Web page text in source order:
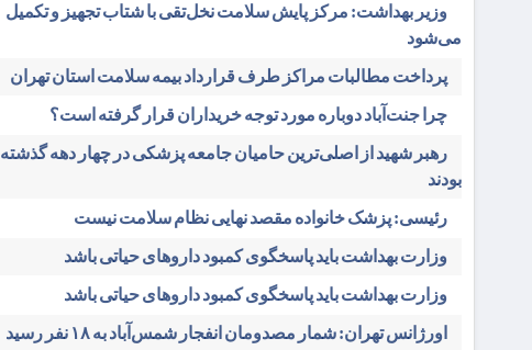
وزیر بهداشت: مرکز پایش سلامت نخل‌تقی با شتاب تجهیز و تکمیل
می‌شود
پرداخت مطالبات مراکز طرف قرارداد بیمه سلامت استان تهران
چرا جنت‌آباد دوباره مورد توجه خریداران قرار گرفته است؟
رهبر شهید از اصلی‌ترین حامیان جامعه پزشکی در چهار دهه گذشته
بودند
رئیسی: پزشک خانواده مقصد نهایی نظام سلامت نیست
وزارت بهداشت باید پاسخگوی کمبود داروهای حیاتی باشد
وزارت بهداشت باید پاسخگوی کمبود داروهای حیاتی باشد
اورژانس تهران: شمار مصدومان انفجار شمس‌آباد به ۱۸ نفر رسید